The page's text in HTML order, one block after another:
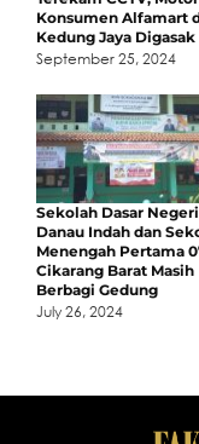
Konsumen Alfamart
Kedung Jaya
September 25, 2024
Sekolah Dasar
Danau Indah dan
Menengah Pertama
Cikarang Barat Masih
Berbagi Gedung
July 26, 2024